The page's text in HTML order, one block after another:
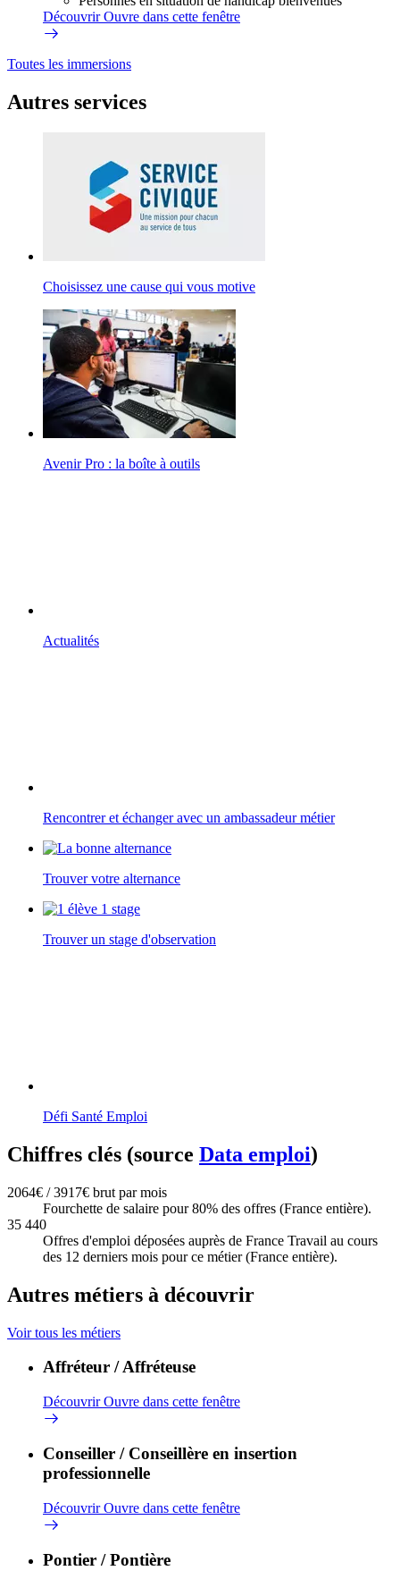
DécouvrirOuvre dans cette fenêtre
Toutes les immersions
Autres services
Choisissez une cause qui vous motive
Avenir Pro : la boîte à outils
Actualités
Rencontrer et échanger avec un ambassadeur métier
Trouver votre alternance
Trouver un stage d'observation
Défi Santé Emploi
Chiffres clés (source Data emploi)
2064€ / 3917€ brut par mois
Fourchette de salaire pour 80% des offres (France entière).
35 440
Offres d'emploi déposées auprès de France Travail au cours
des 12 derniers mois pour ce métier (France entière).
Autres métiers à découvrir
Voir tous les métiers
Affréteur / Affréteuse
DécouvrirOuvre dans cette fenêtre
Conseiller / Conseillère en insertion
professionnelle
DécouvrirOuvre dans cette fenêtre
Pontier / Pontière